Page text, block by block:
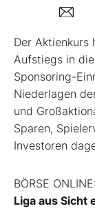
Kontakt
Der
Aufstiegs in
Sponsoring-
Niederlagen
und
Sparen,
Investoren
BÖRSE ONLINE:
Liga aus Sicht